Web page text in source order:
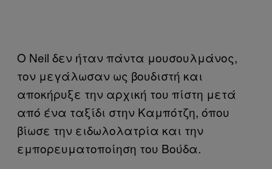
O Neil δεν ήταν πάντα μουσουλμάνος,
τον μεγάλωσαν ως βουδιστή και
αποκήρυξε την αρχική του πίστη μετά
από ένα ταξίδι στην Καμπότζη, όπου
βίωσε την ειδωλολατρία και την
εμπορευματοποίηση του Βούδα.